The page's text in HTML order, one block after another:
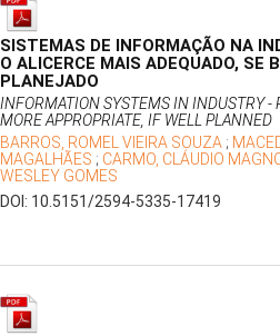
SISTEMAS DE INFORMAÇÃO NA
O ALICERCE MAIS ADEQUADO, SE
PLANEJADO
INFORMATION SYSTEMS IN INDUSTRY -
MORE APPROPRIATE, IF WELL PLANNED
BARROS, ROMEL VIEIRA SOUZA ;
MAGALHÃES ; CARMO, CLÁUDIO
WESLEY GOMES
DOI: 10.5151/2594-5335-17419